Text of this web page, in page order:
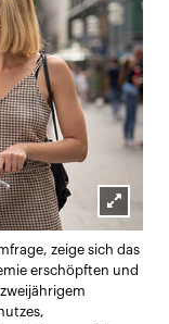
Lightbox
öffnen
zeige sich das
erschöpften und